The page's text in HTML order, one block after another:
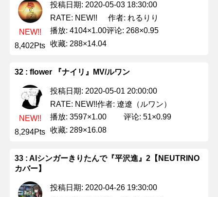
NEW!!
8,402Pts
投稿日期: 2020-05-03 18:30:00
RATE: NEW!!
作者: れるりり
播放: 4104×1.00评论: 268×0.95
收藏: 288×14.04
32 : flower 『ナイリ』MV/ルワン
NEW!!
8,294Pts
投稿日期: 2020-05-01 20:00:00
RATE: NEW!!作者: 遼遼（ルワン）
播放: 3597×1.00
评论: 51×0.99
收藏: 289×16.08
33 : AIシンガーきりたんで『平沢進』2【NEUTRINO
カバー】
投稿日期: 2020-04-26 19:30:00